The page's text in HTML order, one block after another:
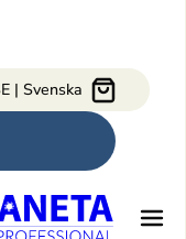
| Svenska